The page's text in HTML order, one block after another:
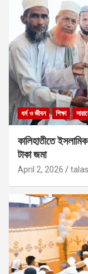
ধর্ম ও জীবন শিক্ষা
কালিহাতীতে
টাকা জমা
April 2, 2026 talas